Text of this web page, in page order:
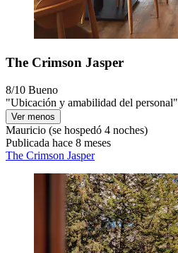
The Crimson Jasper
8/10 Bueno
"Ubicación y amabilidad del personal"
Ver menos
Mauricio (se hospedó 4 noches)
Publicada hace 8 meses
The Crimson Jasper